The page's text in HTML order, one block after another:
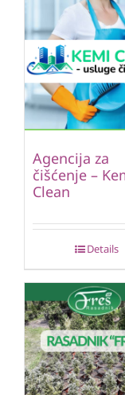
Agencija za
čišćenje –
Clean
Details